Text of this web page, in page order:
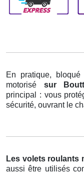
En pratique,
motorisé sur
principal : vous
sécurité, ouvrant le
Les volets roulants
aussi être utilisés